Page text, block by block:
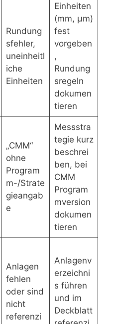
Rundung
sfehler,
uneinheitl
iche
Einheiten
Einheiten
(mm, µm)
fest
vorgeben
,
Rundung
sregeln
dokumen
tieren
„CMM“
ohne
Program
m-/Strate
gieangab
e
Messstra
tegie kurz
beschrei
ben, bei
CMM
Program
mversion
dokumen
tieren
Anlagen
fehlen
oder sind
nicht
referenzi
Anlagenv
erzeichni
s führen
und im
Deckblatt